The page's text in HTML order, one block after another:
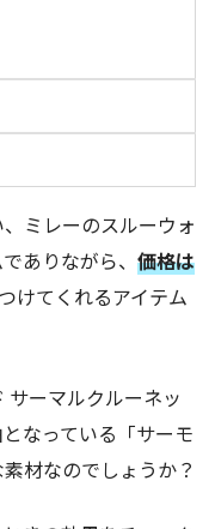
ミレーのスルーウォ
ありながら、 価格は
けてくれるアイテム
ーマルクルーネッ
なっている「サーモ
材なのでしょうか？